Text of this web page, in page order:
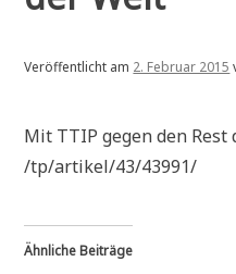
Veröffentlicht am 2. Februar 2015
Mit TTIP gegen den
/tp/artikel/43/43991/
Ähnliche Beiträge